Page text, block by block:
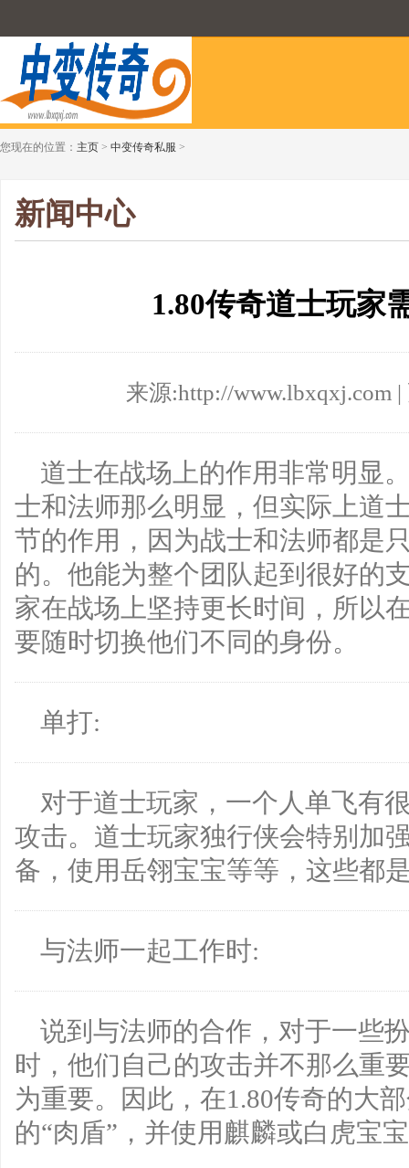
您现在的位置： 主页 > 中变传奇私服 >
新闻中心
1.80传奇道士玩家
来源:http://www.lbxqxj.com
道士在战场上的作用非常明显
士和法师那么明显，但实际上道
节的作用，因为战士和法师都是
的。他能为整个团队起到很好的
家在战场上坚持更长时间，所以
要随时切换他们不同的身份。
单打:
对于道士玩家，一个人单飞有
攻击。道士玩家独行侠会特别加
备，使用岳翎宝宝等等，这些都
与法师一起工作时:
说到与法师的合作，对于一些
时，他们自己的攻击并不那么重
为重要。因此，在1.80传奇的大
的“肉盾”，并使用麒麟或白虎宝